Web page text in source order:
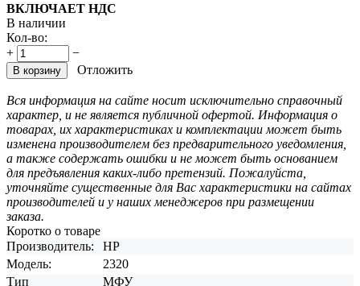
ВКЛЮЧАЕТ НДС
В наличии
Кол-во:
+
−
В корзину Отложить
Вся информация на сайте носит исключительно справочный
характер, и не является публичной офертой. Информация о
товарах, их характеристиках и комплектации может быть
изменена производителем без предварительного уведомления,
а также содержать ошибки и не может быть основанием
для предъявления каких-либо претензий. Пожалуйста,
уточняйте существенные для Вас характеристики на сайтах
производителей и у наших менеджеров при размещении
заказа.
Коротко о товаре
Производитель:
HP
Модель:
2320
Тип
МФУ